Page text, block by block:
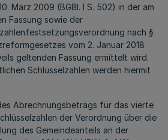
März 2009 (BGBl. I S. 502) in der am
Fassung sowie der
nach §
vom 2. Januar 2018
geltenden Fassung ermittelt wird.
Schlüsselzahlen werden hiermit
Abrechnungsbetrags für das vierte
der Verordnung über die
des Gemeindeanteils an der